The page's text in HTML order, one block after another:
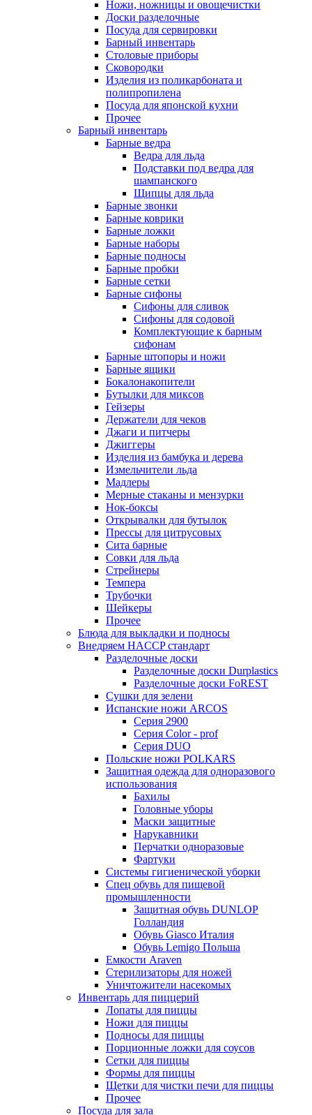
Ножи, ножницы и овощечистки
Доски разделочные
Посуда для сервировки
Барный инвентарь
Столовые приборы
Сковородки
Изделия из поликарбоната и
полипропилена
Посуда для японской кухни
Прочее
Барный инвентарь
Барные ведра
Ведра для льда
Подставки под ведра для
шампанского
Щипцы для льда
Барные звонки
Барные коврики
Барные ложки
Барные наборы
Барные подносы
Барные пробки
Барные сетки
Барные сифоны
Сифоны для сливок
Сифоны для содовой
Комплектующие к барным
сифонам
Барные штопоры и ножи
Барные ящики
Бокалонакопители
Бутылки для миксов
Гейзеры
Держатели для чеков
Джаги и питчеры
Джиггеры
Изделия из бамбука и дерева
Измельчители льда
Мадлеры
Мерные стаканы и мензурки
Нок-боксы
Открывалки для бутылок
Прессы для цитрусовых
Сита барные
Совки для льда
Стрейнеры
Темпера
Трубочки
Шейкеры
Прочее
Блюда для выкладки и подносы
Внедряем HACCP стандарт
Разделочные доски
Разделочные доски Durplastics
Разделочные доски FoREST
Сушки для зелени
Испанские ножи ARCOS
Серия 2900
Серия Color - prof
Серия DUO
Польские ножи POLKARS
Защитная одежда для одноразового
использования
Бахилы
Головные уборы
Маски защитные
Нарукавники
Перчатки одноразовые
Фартуки
Системы гигиенической уборки
Спец обувь для пищевой
промышленности
Защитная обувь DUNLOP
Голландия
Обувь Giasco Италия
Обувь Lemigo Польша
Емкости Araven
Стерилизаторы для ножей
Уничтожители насекомых
Инвентарь для пиццерий
Лопаты для пиццы
Ножи для пиццы
Подносы для пиццы
Порционные ложки для соусов
Сетки для пиццы
Формы для пиццы
Щетки для чистки печи для пиццы
Прочее
Посуда для зала